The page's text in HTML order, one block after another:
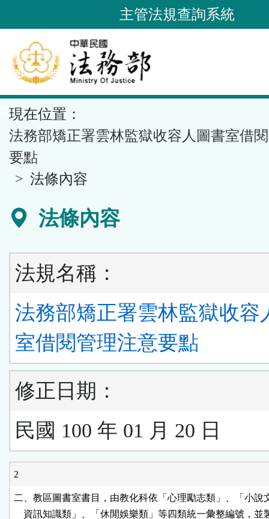
到
要
內
容
區
塊
主管法規查詢系統
現在位置：
法務部矯正署雲林監獄收容人圖書室借
要點
法條內容
法條內容
法規名稱：
法務部矯正署雲林監獄收容
室借閱管理注意要點
修正日期：
民國 100 年 01 月 20 日
2
二、教區圖書室書目，由教化科依「心理勵志類」、「小說
資訊知識類」、「休閒娛樂類」等四類統一彙整編號，並